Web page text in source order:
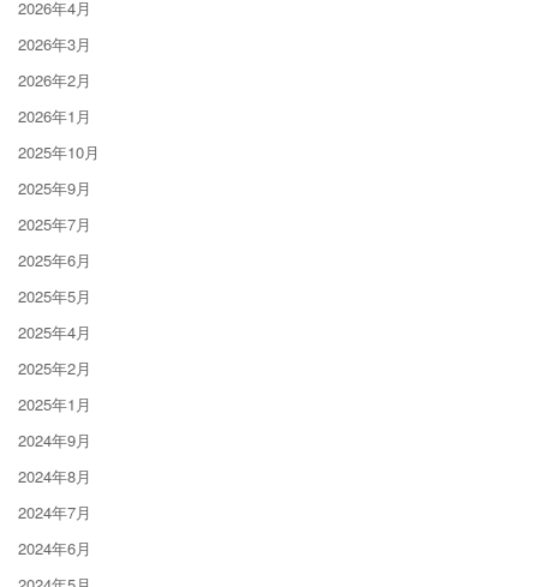
2026年4月
2026年3月
2026年2月
2026年1月
2025年10月
2025年9月
2025年7月
2025年6月
2025年5月
2025年4月
2025年2月
2025年1月
2024年9月
2024年8月
2024年7月
2024年6月